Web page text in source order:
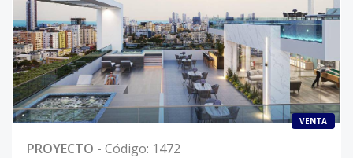
VENTA
PROYECTO - Código: 1472